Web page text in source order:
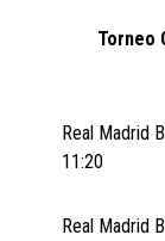
Torneo
Real Madrid
11:20
Real Madrid